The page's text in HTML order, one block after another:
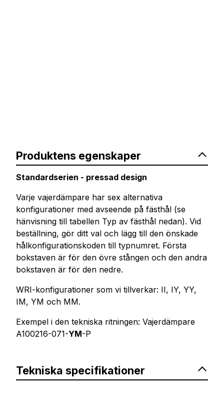
Produktens egenskaper
Standardserien - pressad design
Varje vajerdämpare har sex alternativa
konfigurationer med avseende på fästhål (se
hänvisning till tabellen Typ av fästhål nedan). Vid
beställning, gör ditt val och lägg till den önskade
hålkonfigurationskoden till typnumret. Första
bokstaven är för den övre stången och den andra
bokstaven är för den nedre.
WRI-konfigurationer som vi tillverkar: II, IY, YY,
IM, YM och MM.
Exempel i den tekniska ritningen: Vajerdämpare
A100216-071-YM-P
Tekniska specifikationer